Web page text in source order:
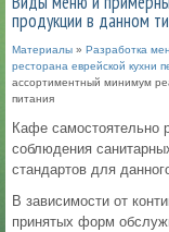
продукции в данном
Материалы » Разработка
ресторана еврейской кухни
ассортиментный минимум
питания
Кафе самостоятельно
соблюдения
стандартов для
В зависимости от
принятых форм